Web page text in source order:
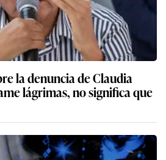
la denuncia de Claudia
lágrimas, no significa que